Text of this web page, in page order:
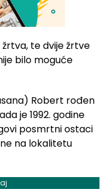
te dvije žrtve
bilo moguće
Robert rođen
je 1992. godine
posmrtni ostaci
na lokalitetu